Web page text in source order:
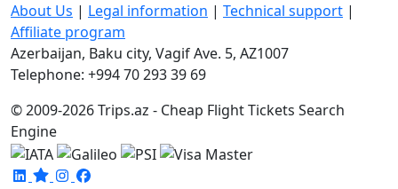
About Us | Legal information | Technical support |
Affiliate program
Azerbaijan, Baku city, Vagif Ave. 5, AZ1007
Telephone: +994 70 293 39 69
© 2009-2026 Trips.az - Cheap Flight Tickets Search
Engine